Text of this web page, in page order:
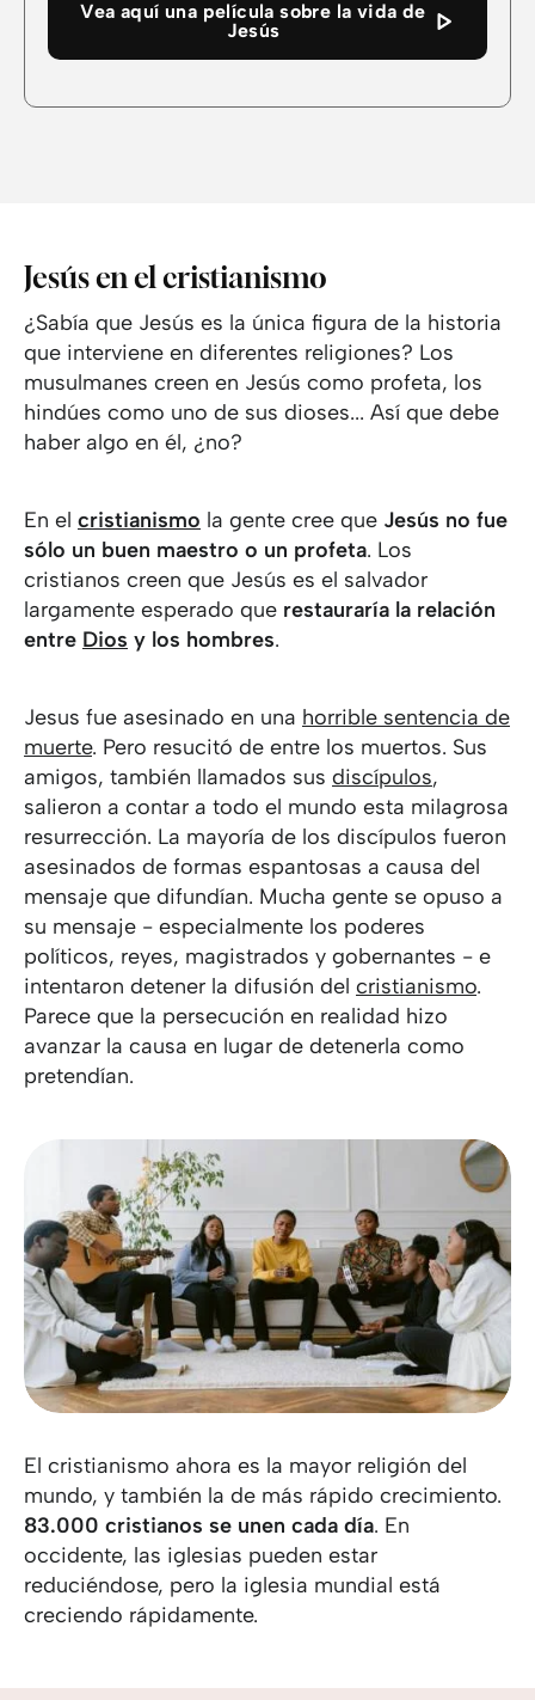
Vea aquí una película sobre la vida de
Jesús
Jesús en el cristianismo
¿Sabía que Jesús es la única figura de la historia
que interviene en diferentes religiones? Los
musulmanes creen en Jesús como profeta, los
hindúes como uno de sus dioses... Así que debe
haber algo en él, ¿no?
En el cristianismo la gente cree que Jesús no fue
sólo un buen maestro o un profeta. Los
cristianos creen que Jesús es el salvador
largamente esperado que restauraría la relación
entre Dios y los hombres.
Jesus fue asesinado en una horrible sentencia de
muerte. Pero resucitó de entre los muertos. Sus
amigos, también llamados sus discípulos,
salieron a contar a todo el mundo esta milagrosa
resurrección. La mayoría de los discípulos fueron
asesinados de formas espantosas a causa del
mensaje que difundían. Mucha gente se opuso a
su mensaje - especialmente los poderes
políticos, reyes, magistrados y gobernantes - e
intentaron detener la difusión del cristianismo.
Parece que la persecución en realidad hizo
avanzar la causa en lugar de detenerla como
pretendían.
El cristianismo ahora es la mayor religión del
mundo, y también la de más rápido crecimiento.
83.000 cristianos se unen cada día. En
occidente, las iglesias pueden estar
reduciéndose, pero la iglesia mundial está
creciendo rápidamente.